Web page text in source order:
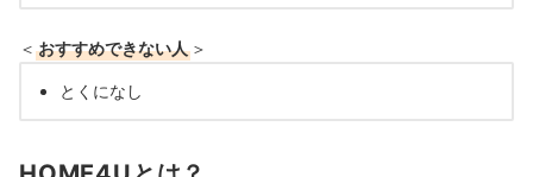
＜ おすすめできない人 ＞
とくになし